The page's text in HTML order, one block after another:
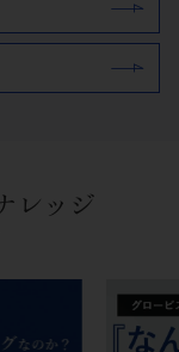
レッジ